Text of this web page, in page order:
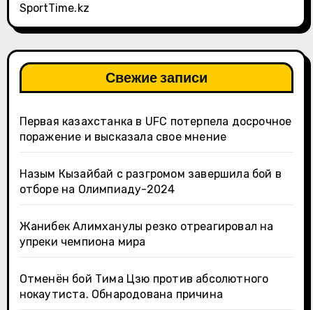
SportTime.kz
Свежие записи
Первая казахстанка в UFC потерпела досрочное
поражение и высказала свое мнение
Назым Кызайбай с разгромом завершила бой в
отборе на Олимпиаду-2024
Жанибек Алимханулы резко отреагировал на
упреки чемпиона мира
Отменён бой Тима Цзю против абсолютного
нокаутиста. Обнародована причина